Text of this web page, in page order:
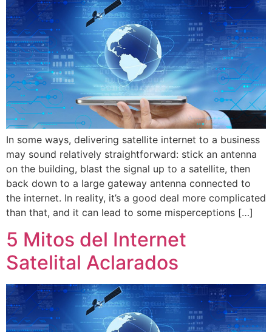
In some ways, delivering satellite internet to a business
may sound relatively straightforward: stick an antenna
on the building, blast the signal up to a satellite, then
back down to a large gateway antenna connected to
the internet. In reality, it’s a good deal more complicated
than that, and it can lead to some misperceptions […]
5 Mitos del Internet
Satelital Aclarados